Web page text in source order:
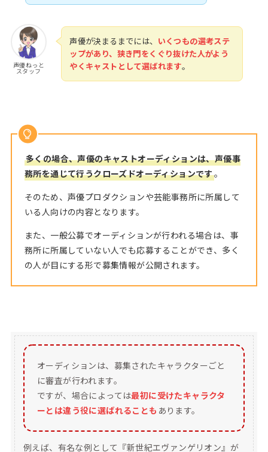
声優ねっと
スタッフ
声優が決まるまでには、 いくつもの選考ステ
ップがあり、狭き門をくぐり抜けた人がよう
やくキャストとして選ばれます。
多くの場合、声優のキャストオーディションは、声優事
務所を通じて行うクローズドオーディションです。
そのため、声優プロダクションや芸能事務所に所属して
いる人向けの内容となります。
また、一般公募でオーディションが行われる場合は、事
務所に所属していない人でも応募することができ、多く
の人が目にする形で募集情報が公開されます。
オーディションは、募集されたキャラクターごと
に審査が行われます。
ですが、場合によっては最初に受けたキャラクタ
ーとは違う役に選ばれることも あります。
例えば、有名な例として『新世紀エヴァンゲリオン』が